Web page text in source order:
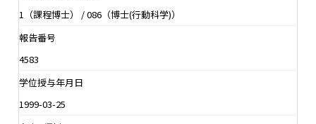
1（課程博士） / 086（博士(行動科学)）
報告番号
4583
学位授与年月日
1999-03-25